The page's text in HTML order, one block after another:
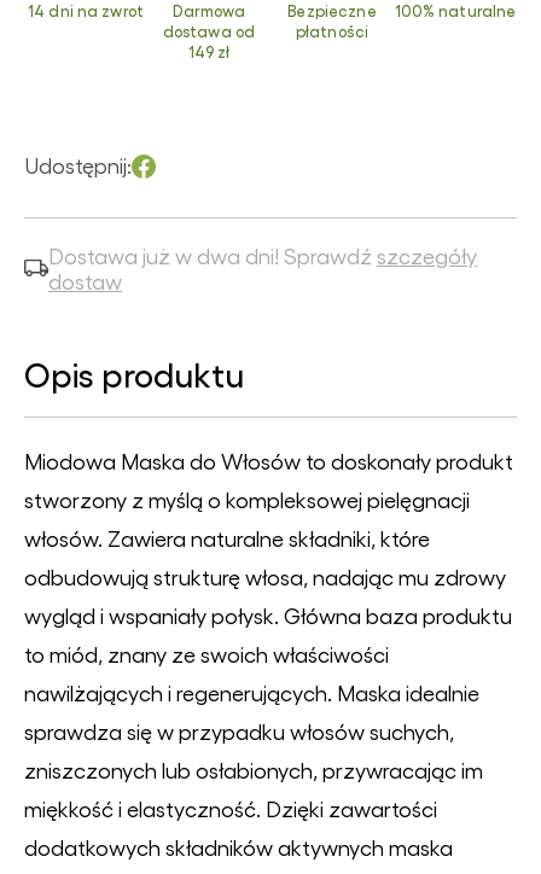
14 dni na zwrot
Darmowa
dostawa od
149 zł
Bezpieczne
płatności
100% naturalne
Udostępnij:
Dostawa już w dwa dni! Sprawdź szczegóły
dostaw
Opis produktu
Miodowa Maska do Włosów to doskonały produkt
stworzony z myślą o kompleksowej pielęgnacji
włosów. Zawiera naturalne składniki, które
odbudowują strukturę włosa, nadając mu zdrowy
wygląd i wspaniały połysk. Główna baza produktu
to miód, znany ze swoich właściwości
nawilżających i regenerujących. Maska idealnie
sprawdza się w przypadku włosów suchych,
zniszczonych lub osłabionych, przywracając im
miękkość i elastyczność. Dzięki zawartości
dodatkowych składników aktywnych maska